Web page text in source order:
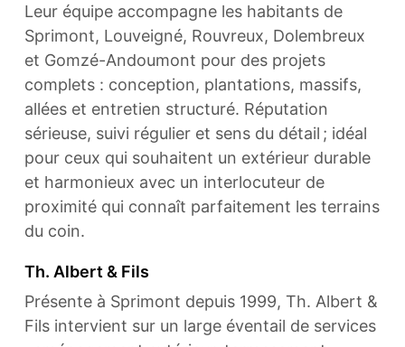
Leur équipe accompagne les habitants de
Sprimont, Louveigné, Rouvreux, Dolembreux
et Gomzé-Andoumont pour des projets
complets : conception, plantations, massifs,
allées et entretien structuré. Réputation
sérieuse, suivi régulier et sens du détail ; idéal
pour ceux qui souhaitent un extérieur durable
et harmonieux avec un interlocuteur de
proximité qui connaît parfaitement les terrains
du coin.
Th. Albert & Fils
Présente à Sprimont depuis 1999, Th. Albert &
Fils intervient sur un large éventail de services